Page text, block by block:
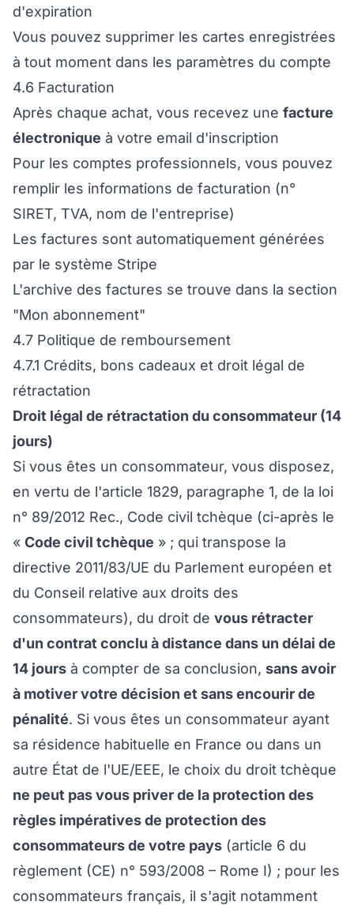
d'expiration
Vous pouvez supprimer les cartes enregistrées
à tout moment dans les paramètres du compte
4.6 Facturation
Après chaque achat, vous recevez une facture
électronique à votre email d'inscription
Pour les comptes professionnels, vous pouvez
remplir les informations de facturation (n°
SIRET, TVA, nom de l'entreprise)
Les factures sont automatiquement générées
par le système Stripe
L'archive des factures se trouve dans la section
"Mon abonnement"
4.7 Politique de remboursement
4.7.1 Crédits, bons cadeaux et droit légal de
rétractation
Droit légal de rétractation du consommateur (14
jours)
Si vous êtes un consommateur, vous disposez,
en vertu de l'article 1829, paragraphe 1, de la loi
n° 89/2012 Rec., Code civil tchèque (ci-après le
« Code civil tchèque » ; qui transpose la
directive 2011/83/UE du Parlement européen et
du Conseil relative aux droits des
consommateurs), du droit de vous rétracter
d'un contrat conclu à distance dans un délai de
14 jours à compter de sa conclusion, sans avoir
à motiver votre décision et sans encourir de
pénalité. Si vous êtes un consommateur ayant
sa résidence habituelle en France ou dans un
autre État de l'UE/EEE, le choix du droit tchèque
ne peut pas vous priver de la protection des
règles impératives de protection des
consommateurs de votre pays (article 6 du
règlement (CE) n° 593/2008 – Rome I) ; pour les
consommateurs français, il s'agit notamment